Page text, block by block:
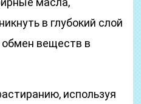
в глубокий слой
обмен веществ в
используя